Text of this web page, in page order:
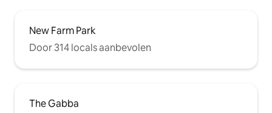
New Farm Park
Door 314 locals aanbevolen
The Gabba